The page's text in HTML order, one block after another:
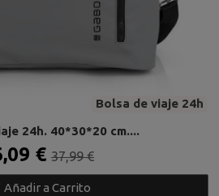
Bolsa de viaje 24h
24h. 40*30*20 cm....
€ 37,99 €
Añadir a Carrito